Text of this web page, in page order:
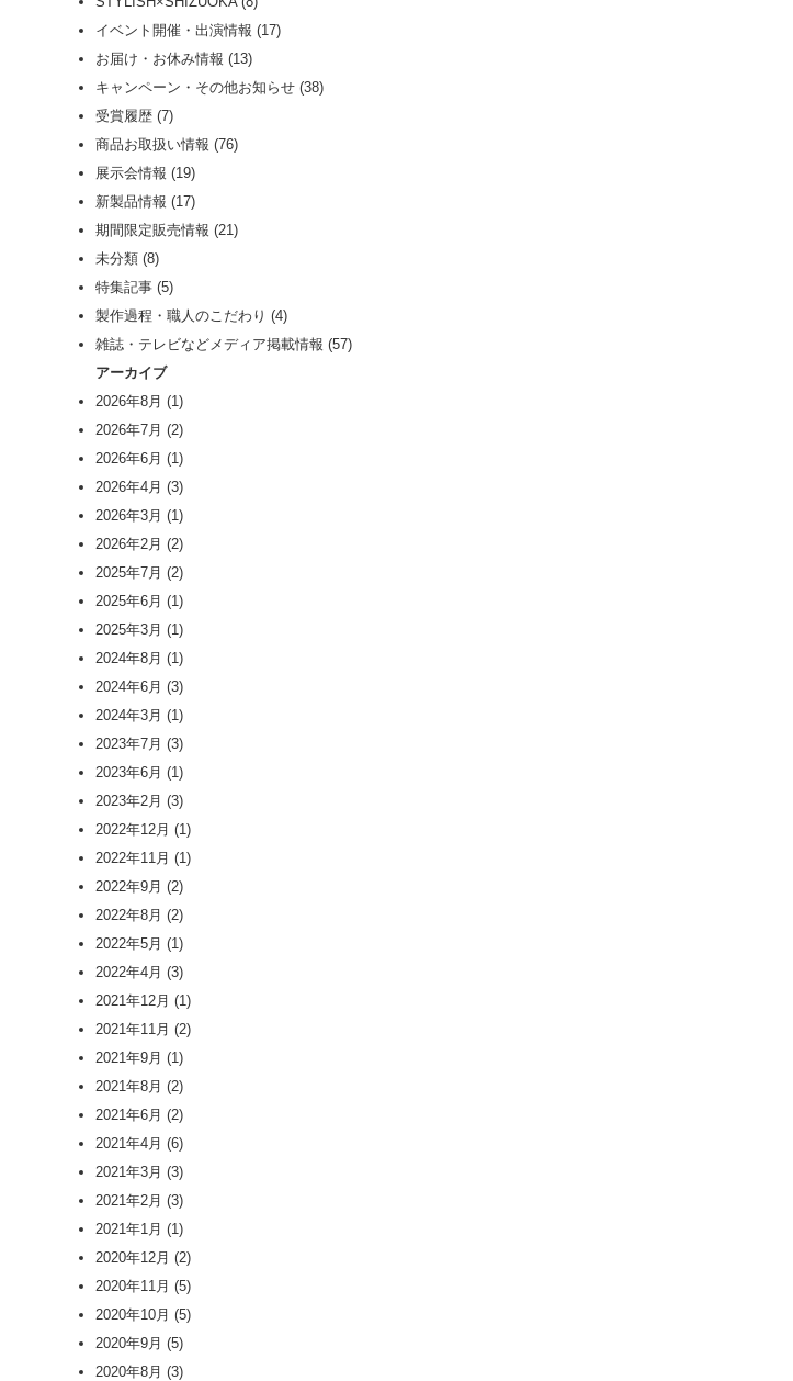
イベント開催・出演情報 (17)
お届け・お休み情報 (13)
キャンペーン・その他お知らせ (38)
受賞履歴 (7)
商品お取扱い情報 (76)
展示会情報 (19)
新製品情報 (17)
期間限定販売情報 (21)
未分類 (8)
特集記事 (5)
製作過程・職人のこだわり (4)
雑誌・テレビなどメディア掲載情報 (57)
アーカイブ
2026年8月 (1)
2026年7月 (2)
2026年6月 (1)
2026年4月 (3)
2026年3月 (1)
2026年2月 (2)
2025年7月 (2)
2025年6月 (1)
2025年3月 (1)
2024年8月 (1)
2024年6月 (3)
2024年3月 (1)
2023年7月 (3)
2023年6月 (1)
2023年2月 (3)
2022年12月 (1)
2022年11月 (1)
2022年9月 (2)
2022年8月 (2)
2022年5月 (1)
2022年4月 (3)
2021年12月 (1)
2021年11月 (2)
2021年9月 (1)
2021年8月 (2)
2021年6月 (2)
2021年4月 (6)
2021年3月 (3)
2021年2月 (3)
2021年1月 (1)
2020年12月 (2)
2020年11月 (5)
2020年10月 (5)
2020年9月 (5)
2020年8月 (3)